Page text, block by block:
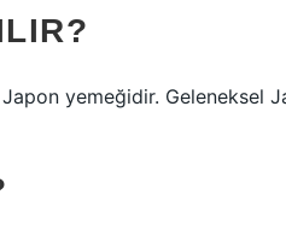
yemeğidir. Geleneksel